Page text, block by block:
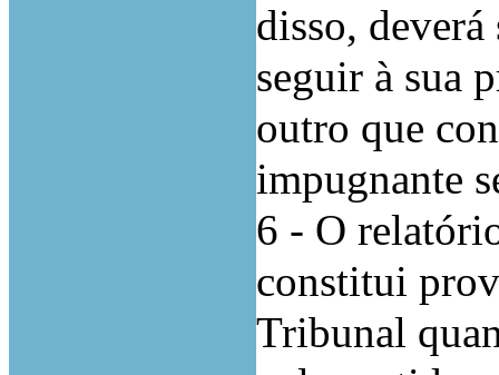
disso,
seguir à sua
outro que
impugnante
6 - O
constitui
Tribunal